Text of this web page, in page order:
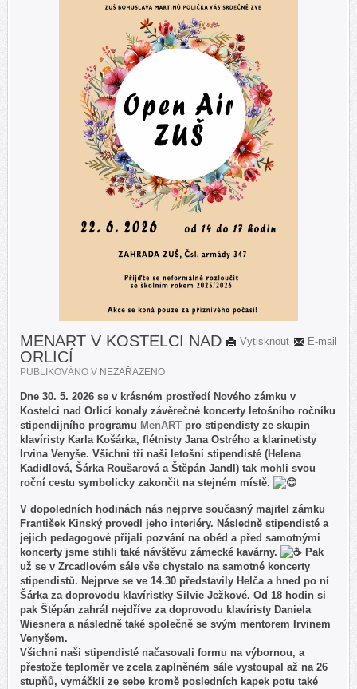
E-mail
Vytisknout
MENART V KOSTELCI NAD
ORLICÍ
PUBLIKOVÁNO V NEZAŘAZENO
Dne 30. 5. 2026 se v krásném prostředí Nového zámku v
Kostelci nad Orlicí konaly závěrečné koncerty letošního ročníku
stipendijního programu MenART pro stipendisty ze skupin
klavíristy Karla Košárka, flétnisty Jana Ostrého a klarinetisty
Irvina Venyše. Všichni tři naši letošní stipendisté (Helena
Kadidlová, Šárka Roušarová a Štěpán Jandl) tak mohli svou
roční cestu symbolicky zakončit na stejném místě.
V dopoledních hodinách nás nejprve současný majitel zámku
František Kinský provedl jeho interiéry. Následně stipendisté a
jejich pedagogové přijali pozvání na oběd a před samotnými
koncerty jsme stihli také návštěvu zámecké kavárny.
Pak
už se v Zrcadlovém sále vše chystalo na samotné koncerty
stipendistů. Nejprve se ve 14.30 představily Helča a hned po ní
Šárka za doprovodu klavíristky Silvie Ježkové. Od 18 hodin si
pak Štěpán zahrál nejdříve za doprovodu klavíristy Daniela
Wiesnera a následně také společně se svým mentorem Irvinem
Venyšem.
Všichni naši stipendisté načasovali formu na výbornou, a
přestože teploměr ve zcela zaplněném sále vystoupal až na 26
stupňů, vymáčkli ze sebe kromě posledních kapek potu také